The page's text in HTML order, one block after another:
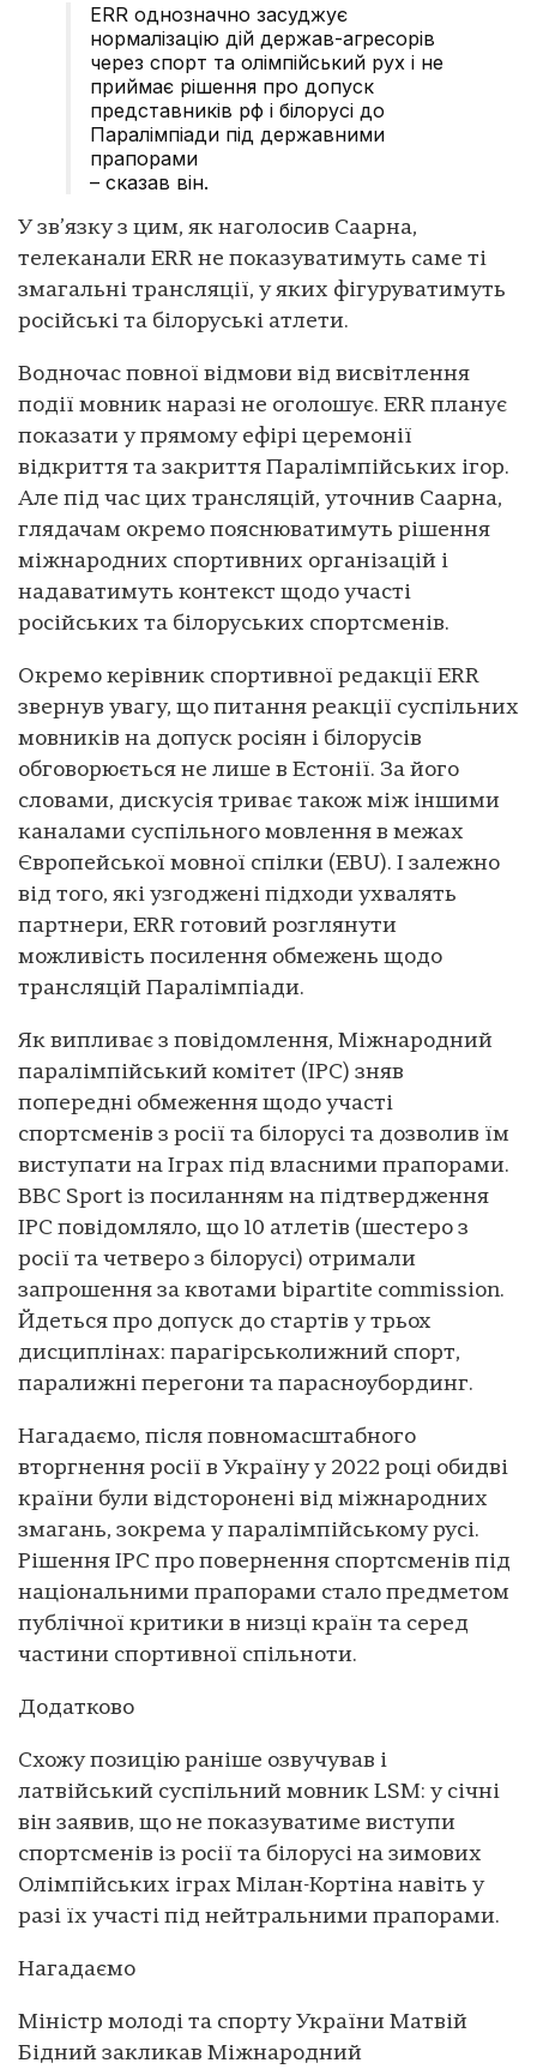
ERR однозначно засуджує
нормалізацію дій держав-агресорів
через спорт та олімпійський рух і не
приймає рішення про допуск
представників рф і білорусі до
Паралімпіади під державними
прапорами
– сказав він.
У зв’язку з цим, як наголосив Саарна,
телеканали ERR не показуватимуть саме ті
змагальні трансляції, у яких фігуруватимуть
російські та білоруські атлети.
Водночас повної відмови від висвітлення
події мовник наразі не оголошує. ERR планує
показати у прямому ефірі церемонії
відкриття та закриття Паралімпійських ігор.
Але під час цих трансляцій, уточнив Саарна,
глядачам окремо пояснюватимуть рішення
міжнародних спортивних організацій і
надаватимуть контекст щодо участі
російських та білоруських спортсменів.
Окремо керівник спортивної редакції ERR
звернув увагу, що питання реакції суспільних
мовників на допуск росіян і білорусів
обговорюється не лише в Естонії. За його
словами, дискусія триває також між іншими
каналами суспільного мовлення в межах
Європейської мовної спілки (EBU). І залежно
від того, які узгоджені підходи ухвалять
партнери, ERR готовий розглянути
можливість посилення обмежень щодо
трансляцій Паралімпіади.
Як випливає з повідомлення, Міжнародний
паралімпійський комітет (IPC) зняв
попередні обмеження щодо участі
спортсменів з росії та білорусі та дозволив їм
виступати на Іграх під власними прапорами.
BBC Sport із посиланням на підтвердження
IPC повідомляло, що 10 атлетів (шестеро з
росії та четверо з білорусі) отримали
запрошення за квотами bipartite commission.
Йдеться про допуск до стартів у трьох
дисциплінах: парагірськолижний спорт,
паралижні перегони та парасноубординг.
Нагадаємо, після повномасштабного
вторгнення росії в Україну у 2022 році обидві
країни були відсторонені від міжнародних
змагань, зокрема у паралімпійському русі.
Рішення IPC про повернення спортсменів під
національними прапорами стало предметом
публічної критики в низці країн та серед
частини спортивної спільноти.
Додатково
Схожу позицію раніше озвучував і
латвійський суспільний мовник LSM: у січні
він заявив, що не показуватиме виступи
спортсменів із росії та білорусі на зимових
Олімпійських іграх Мілан-Кортіна навіть у
разі їх участі під нейтральними прапорами.
Нагадаємо
Міністр молоді та спорту України Матвій
Бідний закликав Міжнародний